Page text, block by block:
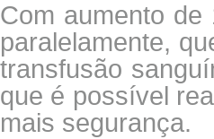
Com aumento
paralelamente,
transfusão
que é possível
mais segurança.